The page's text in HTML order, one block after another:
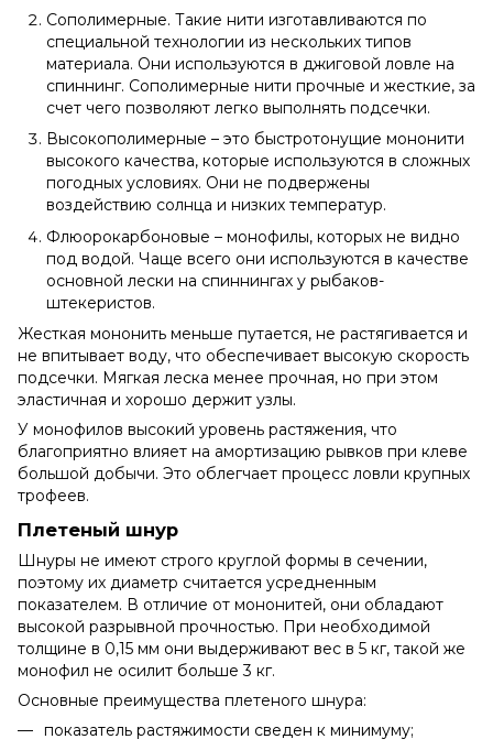
Сополимерные. Такие нити изготавливаются по
специальной технологии из нескольких типов
материала. Они используются в джиговой ловле на
спиннинг. Сополимерные нити прочные и жесткие, за
счет чего позволяют легко выполнять подсечки.
Высокополимерные – это быстротонущие мононити
высокого качества, которые используются в сложных
погодных условиях. Они не подвержены
воздействию солнца и низких температур.
Флюорокарбоновые – монофилы, которых не видно
под водой. Чаще всего они используются в качестве
основной лески на спиннингах у рыбаков-
штекеристов.
Жесткая мононить меньше путается, не растягивается и
не впитывает воду, что обеспечивает высокую скорость
подсечки. Мягкая леска менее прочная, но при этом
эластичная и хорошо держит узлы.
У монофилов высокий уровень растяжения, что
благоприятно влияет на амортизацию рывков при клеве
большой добычи. Это облегчает процесс ловли крупных
трофеев.
Плетеный шнур
Шнуры не имеют строго круглой формы в сечении,
поэтому их диаметр считается усредненным
показателем. В отличие от мононитей, они обладают
высокой разрывной прочностью. При необходимой
толщине в 0,15 мм они выдерживают вес в 5 кг, такой же
монофил не осилит больше 3 кг.
Основные преимущества плетеного шнура:
показатель растяжимости сведен к минимуму;